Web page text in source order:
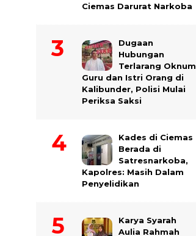
Ciemas Darurat Narkoba
Dugaan
Hubungan
Terlarang Oknum
Guru dan Istri Orang di
Kalibunder, Polisi Mulai
Periksa Saksi
Kades di Ciemas
Berada di
Satresnarkoba,
Kapolres: Masih Dalam
Penyelidikan
Karya Syarah
Aulia Rahmah